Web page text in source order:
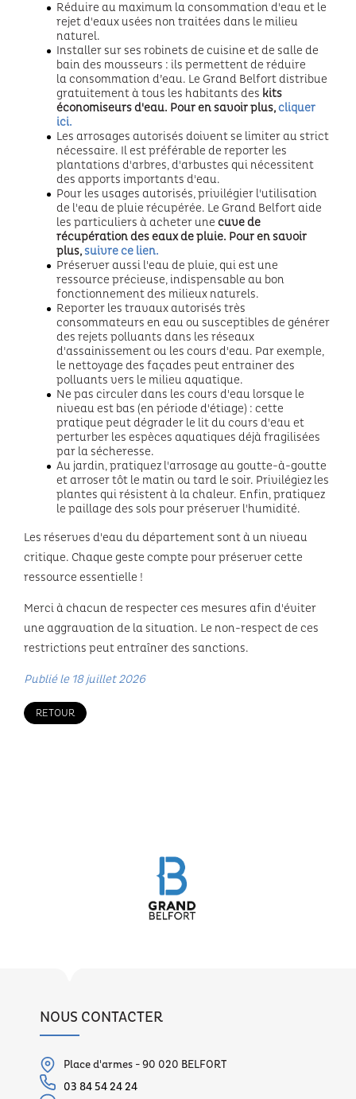
Réduire au maximum la consommation d'eau et le
rejet d'eaux usées non traitées dans le milieu
naturel.
Installer sur ses robinets de cuisine et de salle de
bain des mousseurs : ils permettent de réduire
la consommation d’eau. Le Grand Belfort distribue
gratuitement à tous les habitants des kits
économiseurs d'eau. Pour en savoir plus,cliquer
ici.
Les arrosages autorisés doivent se limiter au strict
nécessaire. Il est préférable de reporter les
plantations d'arbres, d'arbustes qui nécessitent
des apports importants d'eau.
Pour les usages autorisés, privilégier l'utilisation
de l'eau de pluie récupérée. Le Grand Belfort aide
les particuliers à acheter une cuve de
récupération des eaux de pluie. Pour en savoir
plus,suivre ce lien.
Préserver aussi l'eau de pluie, qui est une
ressource précieuse, indispensable au bon
fonctionnement des milieux naturels.
Reporter les travaux autorisés très
consommateurs en eau ou susceptibles de générer
des rejets polluants dans les réseaux
d'assainissement ou les cours d'eau. Par exemple,
le nettoyage des façades peut entrainer des
polluants vers le milieu aquatique.
Ne pas circuler dans les cours d'eau lorsque le
niveau est bas (en période d'étiage) : cette
pratique peut dégrader le lit du cours d'eau et
perturber les espèces aquatiques déjà fragilisées
par la sécheresse.
Au jardin, pratiquez l'arrosage au goutte-à-goutte
et arroser tôt le matin ou tard le soir. Privilégiez les
plantes qui résistent à la chaleur. Enfin, pratiquez
le paillage des sols pour préserver l'humidité.
Les réserves d'eau du département sont à un niveau
critique. Chaque geste compte pour préserver cette
ressource essentielle !
Merci à chacun de respecter ces mesures afin d'éviter
une aggravation de la situation. Le non-respect de ces
restrictions peut entraîner des sanctions.
Publié le 18 juillet 2026
RETOUR
NOUS CONTACTER
Place d'armes - 90 020 BELFORT
03 84 54 24 24